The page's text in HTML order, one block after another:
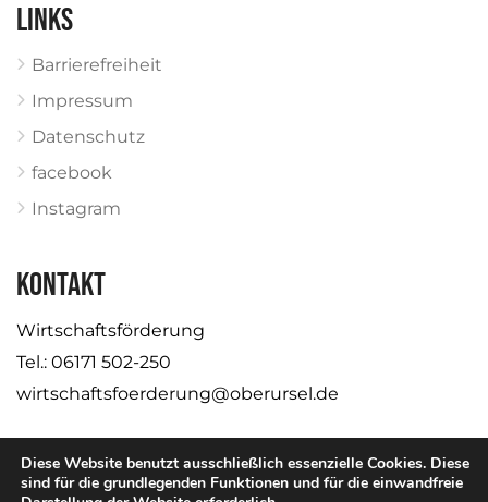
Links
Barrierefreiheit
Impressum
Datenschutz
facebook
Instagram
KONTAKT
Wirtschaftsförderung
Tel.: 06171 502-250
wirtschaftsfoerderung@oberursel.de
Diese Website benutzt ausschließlich essenzielle Cookies. Diese
sind für die grundlegenden Funktionen und für die einwandfreie